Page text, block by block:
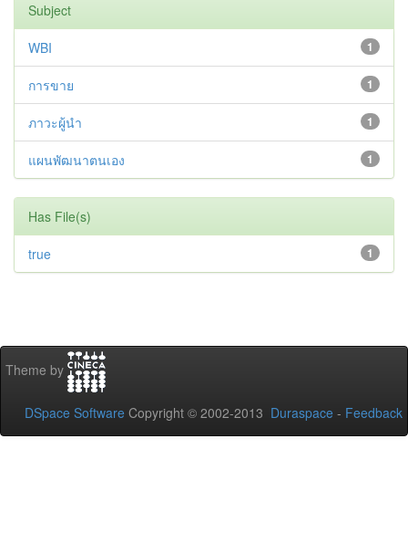
Subject
1
WBI
1
การขาย
1
ภาวะผู้นำ
1
แผนพัฒนาตนเอง
Has File(s)
1
true
Theme by
DSpace Software Copyright © 2002-2013 Duraspace - Feedback